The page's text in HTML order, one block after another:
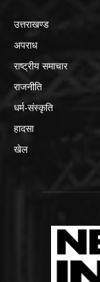
उत्तराखण्ड
अपराध
राष्ट्रीय समाचार
राजनीति
धर्म-संस्कृति
हादसा
खेल